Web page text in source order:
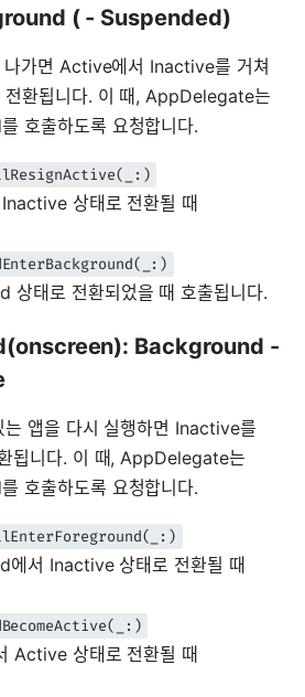
( - Suspended)
나가면 Active에서 Inactive를 거쳐
환됩니다. 이 때, AppDelegate는
호출하도록 요청합니다.
상태로 전환될 때
상태로 전환되었을 때 호출됩니다.
Background -
앱을 다시 실행하면 Inactive를
됩니다. 이 때, AppDelegate는
호출하도록 요청합니다.
에서 Inactive 상태로 전환될 때
Active 상태로 전환될 때